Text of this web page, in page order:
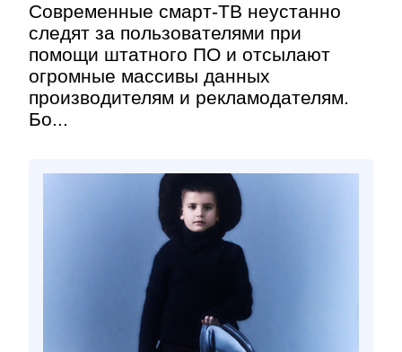
Современные смарт-ТВ неустанно
следят за пользователями при
помощи штатного ПО и отсылают
огромные массивы данных
производителям и рекламодателям.
Бо...